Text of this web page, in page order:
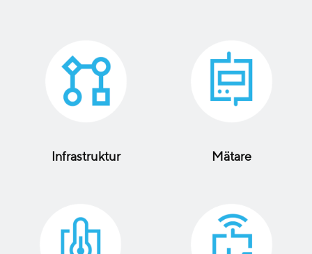
Infrastruktur Mätare